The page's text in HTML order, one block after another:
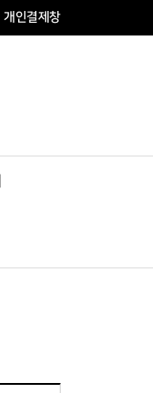
개인결제창